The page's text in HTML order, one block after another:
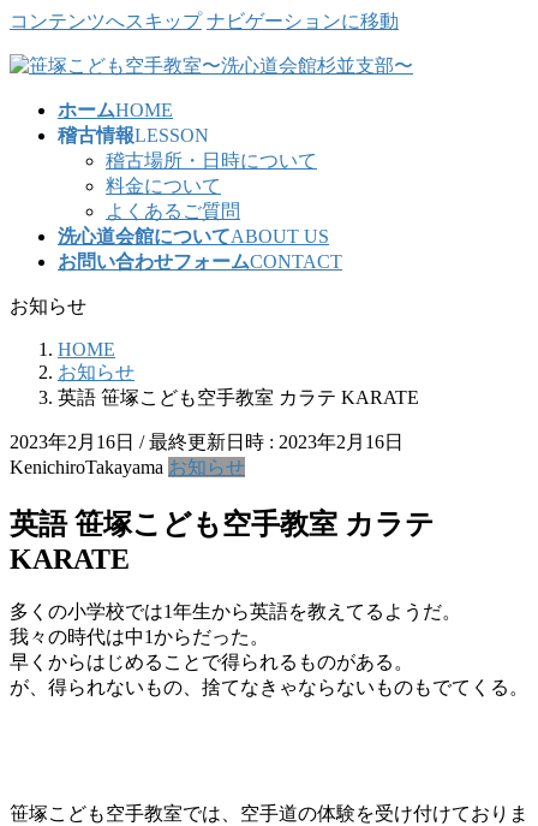
コンテンツへスキップ ナビゲーションに移動
ホームHOME
稽古情報LESSON
稽古場所・日時について
料金について
よくあるご質問
洗心道会館についてABOUT US
お問い合わせフォームCONTACT
お知らせ
HOME
お知らせ
英語 笹塚こども空手教室 カラテ KARATE
2023年2月16日 / 最終更新日時 : 2023年2月16日
KenichiroTakayama お知らせ
英語 笹塚こども空手教室 カラテ
KARATE
多くの小学校では1年生から英語を教えてるようだ。
我々の時代は中1からだった。
早くからはじめることで得られるものがある。
が、得られないもの、捨てなきゃならないものもでてくる。
笹塚こども空手教室では、空手道の体験を受け付けておりま